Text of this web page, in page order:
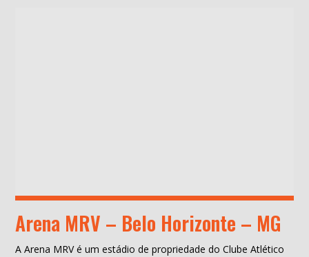
Arena MRV – Belo Horizonte – MG
A Arena MRV é um estádio de propriedade do Clube Atlético